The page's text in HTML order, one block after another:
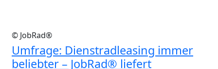
© JobRad®
Umfrage: Dienstradleasing immer
beliebter – JobRad® liefert